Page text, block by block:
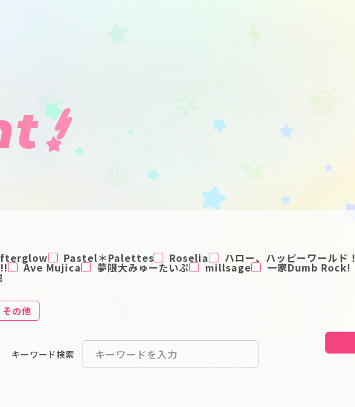
Pastel＊Palettes Roselia ハロー、ハッピーワールド！
Ave Mujica 夢限大みゅーたいぷ millsage 一家Dumb Rock!
その他
キーワード検索